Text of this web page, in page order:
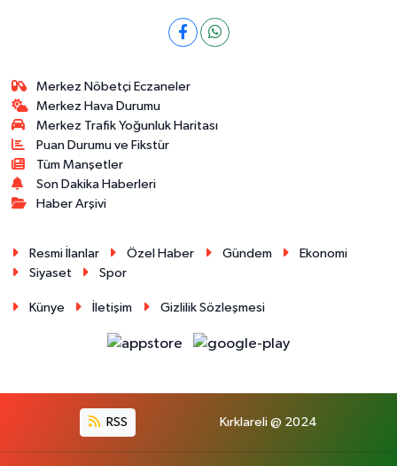
Merkez Nöbetçi Eczaneler
Merkez Hava Durumu
Merkez Trafik Yoğunluk Haritası
Puan Durumu ve Fikstür
Tüm Manşetler
Son Dakika Haberleri
Haber Arşivi
Resmi İlanlar Özel Haber Gündem
Ekonomi
Siyaset
Spor
Künye İletişim Gizlilik Sözleşmesi
RSS Kırklareli @ 2024